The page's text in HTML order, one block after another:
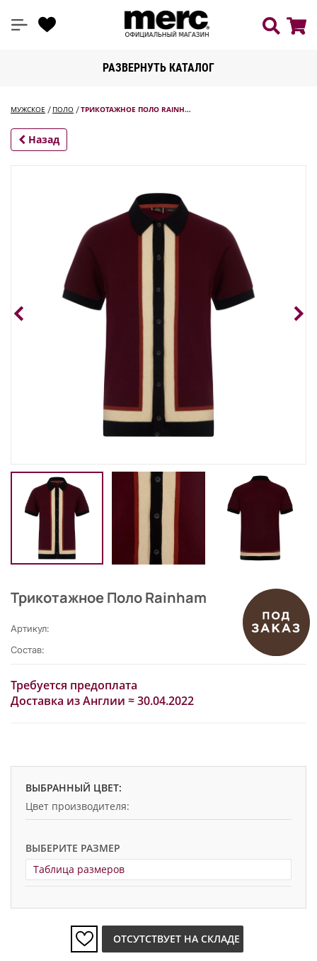
РАЗВЕРНУТЬ КАТАЛОГ
МУЖСКОЕ ПОЛО ТРИКОТАЖНОЕ ПОЛО RAINH…
Назад
Трикотажное Поло Rainham
Артикул:
Состав:
Требуется предоплата
Доставка из Англии ≈ 30.04.2022
ВЫБРАННЫЙ ЦВЕТ:
Цвет производителя:
ВЫБЕРИТЕ РАЗМЕР
Таблица размеров
ОТСУТСТВУЕТ НА СКЛАДЕ